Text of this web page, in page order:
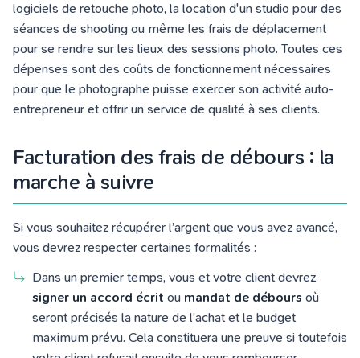
logiciels de retouche photo, la location d'un studio pour des
séances de shooting ou même les frais de déplacement
pour se rendre sur les lieux des sessions photo. Toutes ces
dépenses sont des coûts de fonctionnement nécessaires
pour que le photographe puisse exercer son activité auto-
entrepreneur et offrir un service de qualité à ses clients.
Facturation des frais de débours : la
marche à suivre
Si vous souhaitez récupérer l’argent que vous avez avancé,
vous devrez respecter certaines formalités :
Dans un premier temps, vous et votre client devrez
signer un accord écrit ou mandat de débours où
seront précisés la nature de l’achat et le budget
maximum prévu. Cela constituera une preuve si toutefois